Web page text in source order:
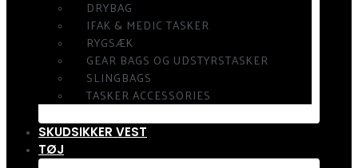
DRYBAG
IFAK & MEDIC TASKER
RYGSÆK
GEAR BAGS OG UDSTYRSTASKER
SLINGBAGS
TASKER ACCESSORIES
SKUDSIKKER VEST
TØJ